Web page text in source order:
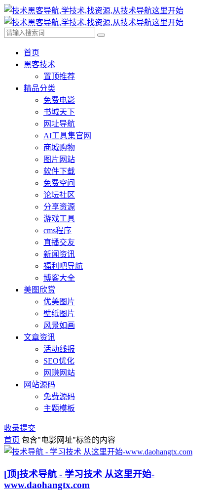
首页
黑客技术
置顶推荐
精品分类
免费电影
书城天下
网址导航
AI工具集官网
商城购物
图片网站
软件下载
免费空间
论坛社区
分享资源
游戏工具
cms程序
直播交友
新闻资讯
福利吧导航
博客大全
美图欣赏
优美图片
壁纸图片
风景如画
文章资讯
活动线报
SEO优化
网赚网站
网站源码
免费源码
主题模板
收录提交
首页 包含"电影网址"标签的内容
[顶]技术导航 - 学习技术 从这里开始-
www.daohangtx.com